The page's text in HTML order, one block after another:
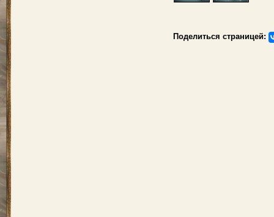
Поделиться страницей: